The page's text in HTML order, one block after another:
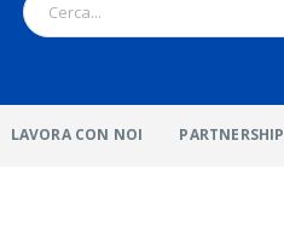
LAVORA CON NOI PARTNERSHIP